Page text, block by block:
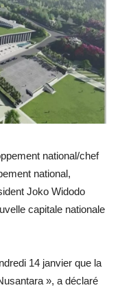
national/chef
national,
Joko Widodo
capitale nationale
14 janvier que la
», a déclaré